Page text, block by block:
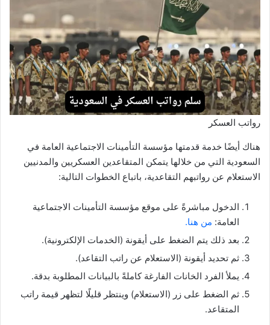
رواتب العسكر
هناك أيضًا خدمة قدمتها مؤسسة التأمينات الاجتماعية العامة في
السعودية التي من خلالها يتمكن المتقاعدين العسكريين والمدنيين
الاستعلام عن رواتبهم التقاعدية، باتباع الخطوات التالية:
الدخول مباشرةً على موقع مؤسسة التأمينات الاجتماعية
العامة: من هنا.
بعد ذلك يتم الضغط على أيقونة (الخدمات الإلكترونية).
ثم تحديد أيقونة (الاستعلام عن راتب التقاعد).
يملأ الفرد الخانات الفارغة كاملةً بالبيانات المطلوبة بدقة.
ثم الضغط على زر (الاستعلام) وينتظر قليلًا لتظهر قيمة راتب
المتقاعد.